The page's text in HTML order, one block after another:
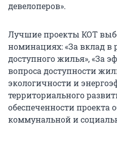
девелоперов».
Лучшие проекты КОТ
номинациях: «За вклад в
доступного жилья», «За
вопроса доступности
экологичности и
территориального
обеспеченности проекта
коммунальной и